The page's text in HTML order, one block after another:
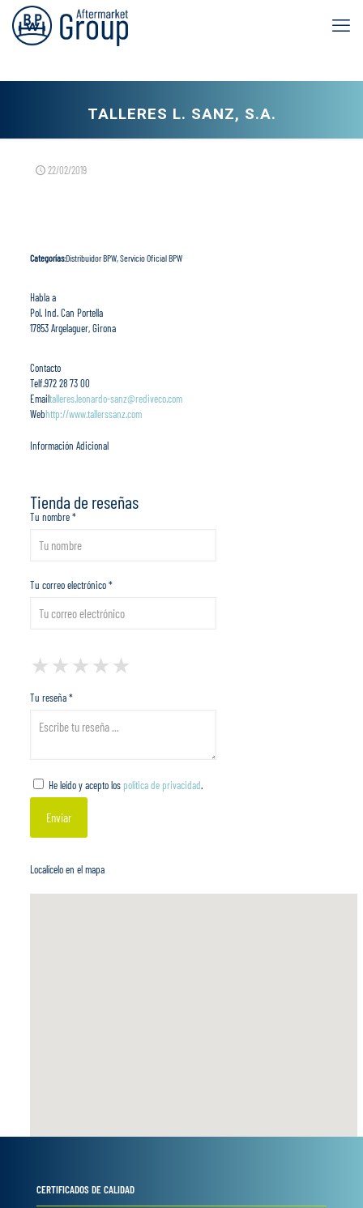
TALLERES L. SANZ, S.A.
22/02/2019
Categorías:Distribuidor BPW, Servicio Oficial BPW
Habla a
Pol. Ind. Can Portella
17853 Argelaguer, Girona
Contacto
Telf.972 28 73 00
Emailtalleres.leonardo-sanz@rediveco.com
Webhttp://www.tallerssanz.com
Información Adicional
Tienda de reseñas
Tu nombre *
Tu correo electrónico *
★ 1 Star
★ ★ 2 Stars
★ ★ ★ 3 Stars
★ ★ ★ ★ 4 Stars
★ ★ ★ ★ ★
Tu reseña *
He leído y acepto los política de privacidad.
Localícelo en el mapa
CERTIFICADOS DE CALIDAD